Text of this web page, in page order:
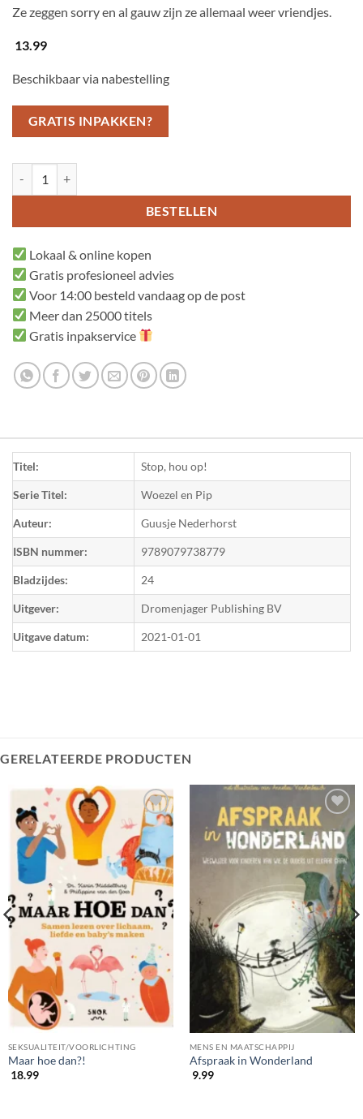
Ze zeggen sorry en al gauw zijn ze allemaal weer vriendjes.
13.99
Beschikbaar via nabestelling
GRATIS INPAKKEN?
BESTELLEN
Lokaal & online kopen
Gratis profesioneel advies
Voor 14:00 besteld vandaag op de post
Meer dan 25000 titels
Gratis inpakservice
Titel: Stop, hou op!
Serie Titel: Woezel en Pip
Auteur: Guusje Nederhorst
ISBN nummer: 9789079738779
Bladzijdes: 24
Uitgever: Dromenjager Publishing BV
Uitgave datum: 2021-01-01
GERELATEERDE PRODUCTEN
SEKSUALITEIT/VOORLICHTING
Maar hoe dan?!
18.99
MENS EN MAATSCHAPPIJ
Afspraak in Wonderland
9.99